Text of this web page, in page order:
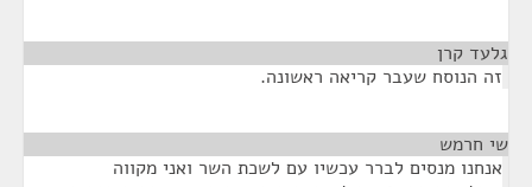
גלעד קרן
זה הנוסח שעבר קריאה ראשונה.
שי חרמש
אנחנו מנסים לברר עכשיו עם לשכת השר ואני מקווה